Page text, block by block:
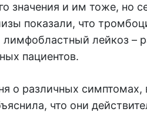
значения и им тоже, но
показали, что
лейкоз –
пациентов.
о различных симптомах,
что они